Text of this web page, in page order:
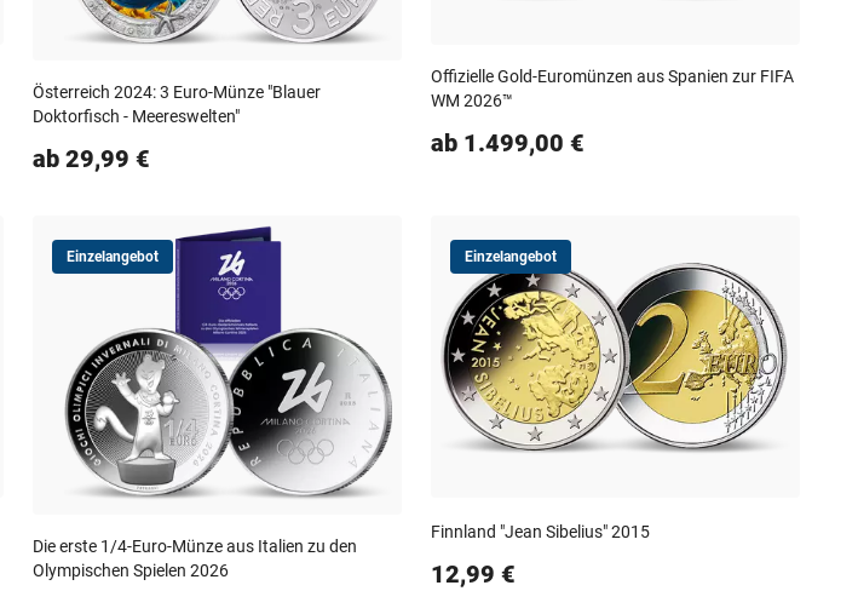
Österreich 2024: 3 Euro-Münze "Blauer
Doktorfisch - Meereswelten"
ab 29,99 €
Offizielle Gold-Euromünzen aus Spanien zur FIFA
WM 2026™
ab 1.499,00 €
Einzelangebot
Die erste 1/4-Euro-Münze aus Italien zu den
Olympischen Spielen 2026
Einzelangebot
Finnland "Jean Sibelius" 2015
12,99 €